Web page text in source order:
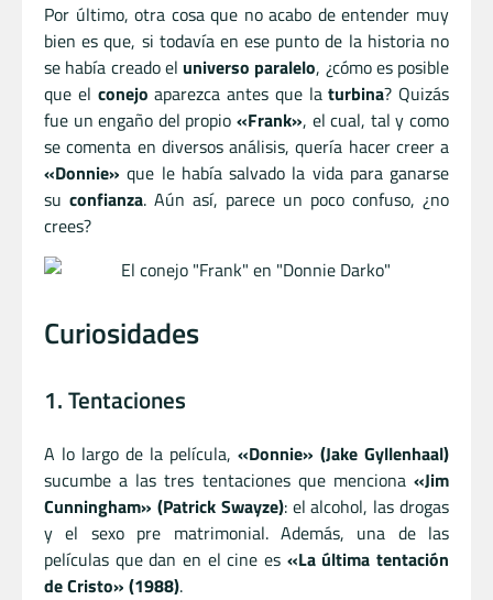
Por último, otra cosa que no acabo de entender muy
bien es que, si todavía en ese punto de la historia no
se había creado el universo paralelo, ¿cómo es posible
que el conejo aparezca antes que laturbina? Quizás
fue un engaño del propio «Frank», el cual, tal y como
se comenta en diversos análisis, quería hacer creer a
«Donnie» que le había salvado la vida para ganarse
su confianza. Aún así, parece un poco confuso, ¿no
crees?
Curiosidades
1. Tentaciones
A lo largo de la película, «Donnie» (Jake Gyllenhaal)
sucumbe a las tres tentaciones que menciona «Jim
Cunningham» (Patrick Swayze): el alcohol, las drogas
y el sexo pre matrimonial. Además, una de las
películas que dan en el cine es «La última tentación
de Cristo» (1988).